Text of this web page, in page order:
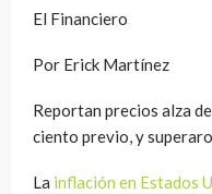
El Financiero
Por Erick Martínez
Reportan precios alza
ciento previo, y
La inflación en Estados